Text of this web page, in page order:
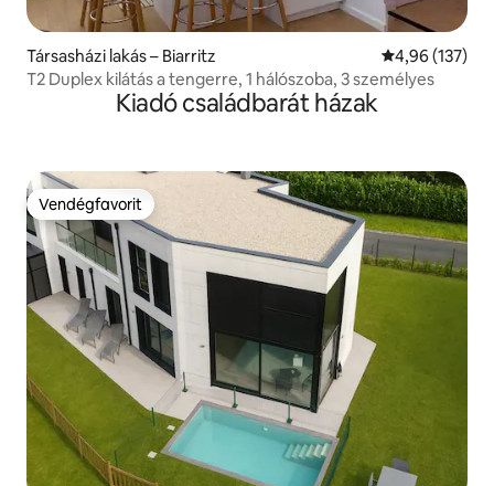
Társasházi lakás – Biarritz Átlagos
4,96 (137)
T2 Duplex kilátás a tengerre, 1 hálószoba, 3 személyes
Kiadó családbarát házak
Vendégfavorit
Vendégfavorit